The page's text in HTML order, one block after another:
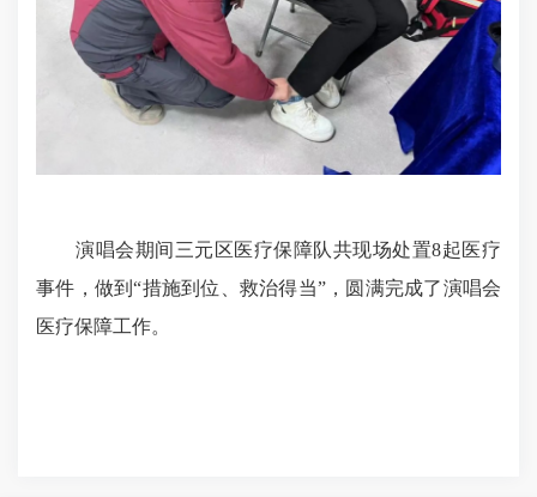
演唱会期间三元区医疗保障队共现场处置8起医疗
事件，做到“措施到位、救治得当”，圆满完成了演唱会
医疗保障工作。